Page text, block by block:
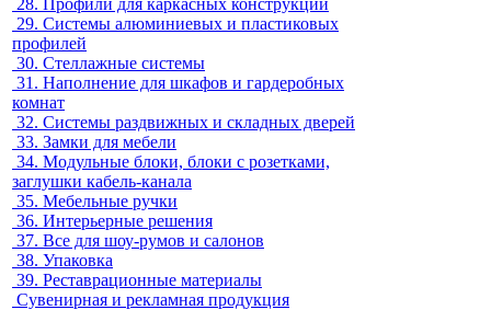
28. Профили для каркасных конструкций
29. Системы алюминиевых и пластиковых
профилей
30. Стеллажные системы
31. Наполнение для шкафов и гардеробных
комнат
32. Системы раздвижных и складных дверей
33. Замки для мебели
34. Модульные блоки, блоки с розетками,
заглушки кабель-канала
35. Мебельные ручки
36. Интерьерные решения
37. Все для шоу-румов и салонов
38. Упаковка
39. Реставрационные материалы
Сувенирная и рекламная продукция